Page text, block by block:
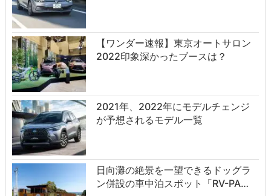
【ワンダー速報】東京オートサロン
2022印象深かったブースは？
2021年、2022年にモデルチェンジ
が予想されるモデル一覧
日向灘の絶景を一望できるドッグラ
ン併設の車中泊スポット「RV-PA…